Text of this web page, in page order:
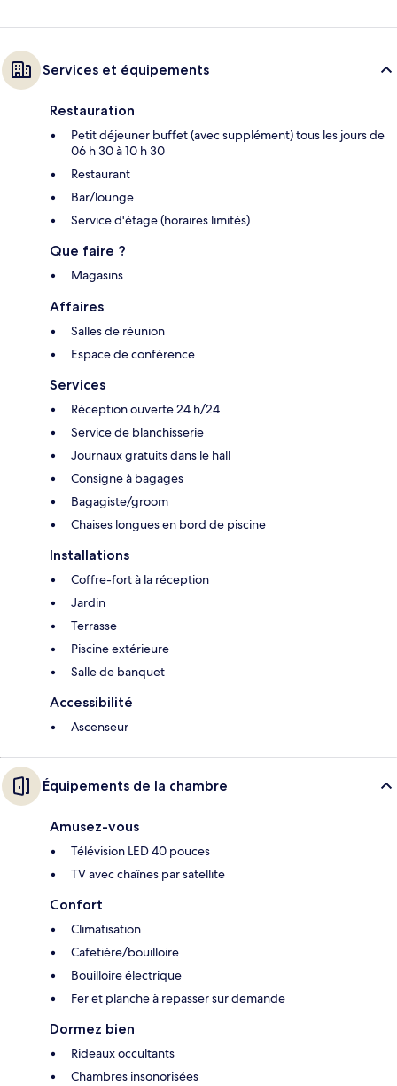
Services et équipements
Restauration
Petit déjeuner buffet (avec supplément) tous les jours de
06 h 30 à 10 h 30
Restaurant
Bar/lounge
Service d'étage (horaires limités)
Que faire ?
Magasins
Affaires
Salles de réunion
Espace de conférence
Services
Réception ouverte 24 h/24
Service de blanchisserie
Journaux gratuits dans le hall
Consigne à bagages
Bagagiste/groom
Chaises longues en bord de piscine
Installations
Coffre-fort à la réception
Jardin
Terrasse
Piscine extérieure
Salle de banquet
Accessibilité
Ascenseur
Équipements de la chambre
Amusez-vous
Télévision LED 40 pouces
TV avec chaînes par satellite
Confort
Climatisation
Cafetière/bouilloire
Bouilloire électrique
Fer et planche à repasser sur demande
Dormez bien
Rideaux occultants
Chambres insonorisées